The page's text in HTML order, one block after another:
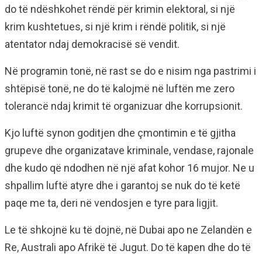
do të ndëshkohet rëndë për krimin elektoral, si një
krim kushtetues, si një krim i rëndë politik, si një
atentator ndaj demokracisë së vendit.
Në programin tonë, në rast se do e nisim nga pastrimi i
shtëpisë tonë, ne do të kalojmë në luftën me zero
tolerancë ndaj krimit të organizuar dhe korrupsionit.
Kjo luftë synon goditjen dhe çmontimin e të gjitha
grupeve dhe organizatave kriminale, vendase, rajonale
dhe kudo që ndodhen në një afat kohor 16 mujor. Ne u
shpallim luftë atyre dhe i garantoj se nuk do të ketë
paqe me ta, deri në vendosjen e tyre para ligjit.
Le të shkojnë ku të dojnë, në Dubai apo ne Zelandën e
Re, Australi apo Afrikë të Jugut. Do të kapen dhe do të